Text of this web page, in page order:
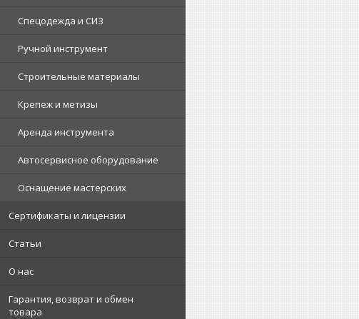
Спецодежда и СИЗ
Ручной инструмент
Строительные материалы
Крепеж и метизы
Аренда инструмента
Автосервисное оборудование
Оснащение мастерских
Сертификаты и лицензии
Статьи
О нас
Гарантия, возврат и обмен
товара